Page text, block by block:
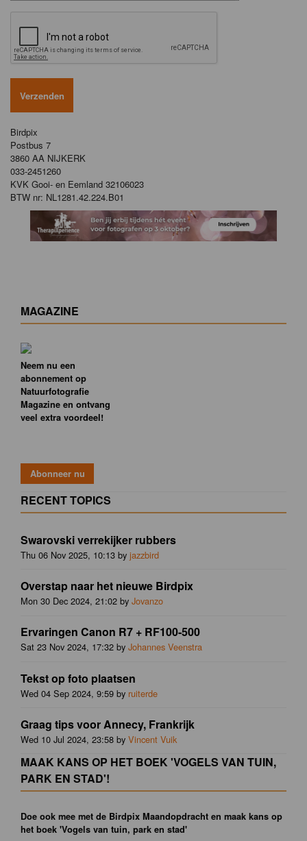
Birdpix
Postbus 7
3860 AA NIJKERK
033-2451260
KVK Gooi- en Eemland 32106023
BTW nr: NL1281.42.224.B01
MAGAZINE
Neem nu een
abonnement op
Natuurfotografie
Magazine en ontvang
veel extra voordeel!
RECENT TOPICS
Swarovski verrekijker rubbers
Thu 06 Nov 2025, 10:13 by jazzbird
Overstap naar het nieuwe Birdpix
Mon 30 Dec 2024, 21:02 by Jovanzo
Ervaringen Canon R7 + RF100-500
Sat 23 Nov 2024, 17:32 by Johannes Veenstra
Tekst op foto plaatsen
Wed 04 Sep 2024, 9:59 by ruiterde
Graag tips voor Annecy, Frankrijk
Wed 10 Jul 2024, 23:58 by Vincent Vuik
MAAK KANS OP HET BOEK 'VOGELS VAN TUIN,
PARK EN STAD'!
Doe ook mee met de Birdpix Maandopdracht en maak kans op
het boek 'Vogels van tuin, park en stad'